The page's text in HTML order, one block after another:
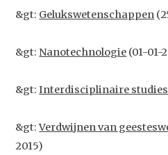
&gt: Gelukswetenschappen
&gt: Nanotechnologie (01-01-
&gt:Interdisciplinaire studies
&gt:Verdwijnen van
2015)